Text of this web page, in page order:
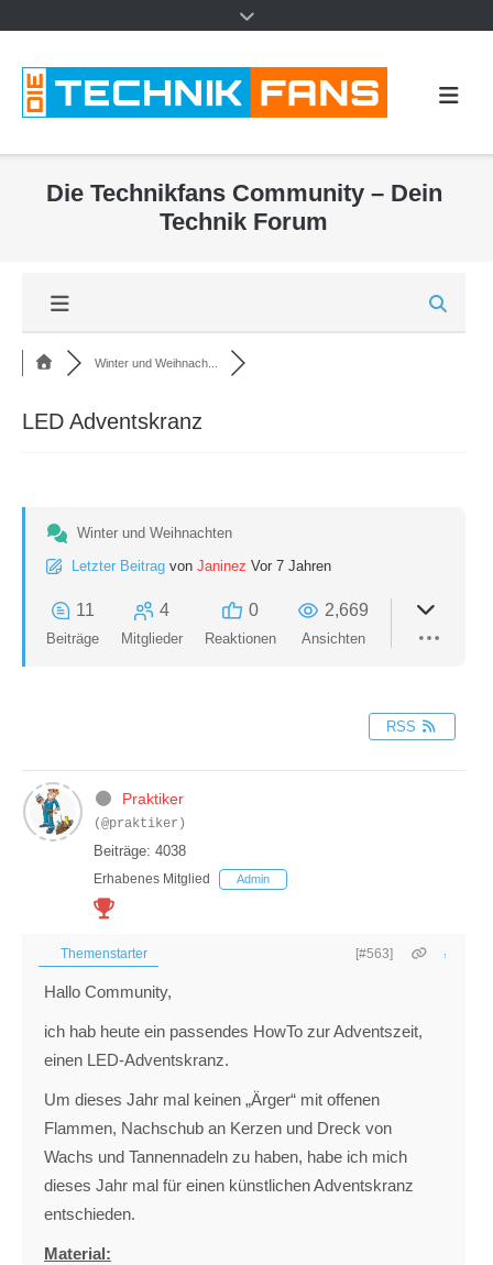
Die Technikfans Community – Dein
Technik Forum
Winter und Weihnach...
LED Adventskranz
Winter und Weihnachten
Letzter Beitrag von Janinez Vor 7 Jahren
11
Beiträge
4
Mitglieder
0
Reaktionen
2,669
Ansichten
RSS
Praktiker
(@praktiker)
Beiträge: 4038
Erhabenes Mitglied Admin
Themenstarter [#563]
Hallo Community,
ich hab heute ein passendes HowTo zur Adventszeit,
einen LED-Adventskranz.
Um dieses Jahr mal keinen „Ärger“ mit offenen
Flammen, Nachschub an Kerzen und Dreck von
Wachs und Tannennadeln zu haben, habe ich mich
dieses Jahr mal für einen künstlichen Adventskranz
entschieden.
Material: